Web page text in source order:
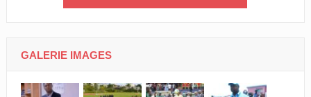
GALERIE IMAGES